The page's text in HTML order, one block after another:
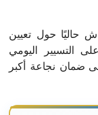
حاليًا حول تعيين
التسيير اليومي
ضمان نجاعة أكبر